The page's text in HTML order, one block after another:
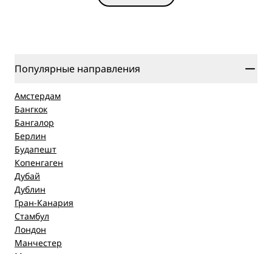
Популярные направления
Амстердам
Бангкок
Бангалор
Берлин
Будапешт
Копенгаген
Дубай
Дублин
Гран-Канария
Стамбул
Лондон
Манчестер